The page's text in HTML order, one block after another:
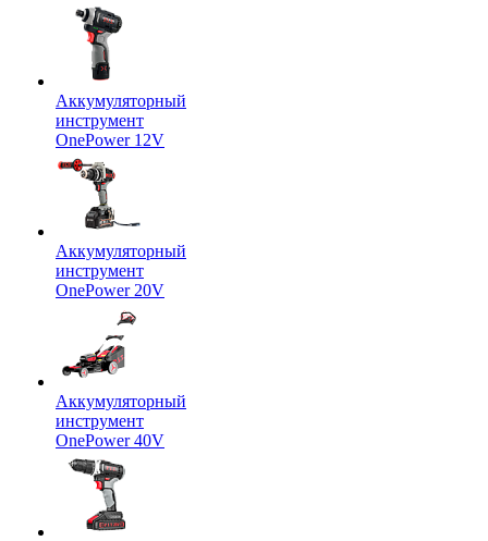
Аккумуляторный
инструмент
OnePower 12V
Аккумуляторный
инструмент
OnePower 20V
Аккумуляторный
инструмент
OnePower 40V